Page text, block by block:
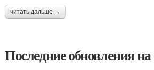
читать дальше →
Последние обновления на